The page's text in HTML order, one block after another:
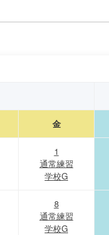
金
1
通常練習
学校G
8
通常練習
学校G